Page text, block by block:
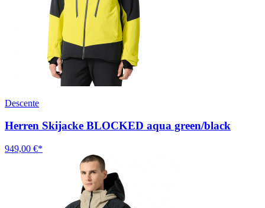
Descente
Herren Skijacke BLOCKED aqua green/black
949,00 €*